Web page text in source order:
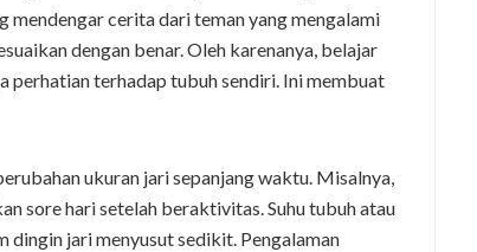
mendengar cerita dari teman yang mengalami
dengan benar. Oleh karenanya, belajar
perhatian terhadap tubuh sendiri. Ini membuat
ukuran jari sepanjang waktu. Misalnya,
sore hari setelah beraktivitas. Suhu tubuh atau
dingin jari menyusut sedikit. Pengalaman